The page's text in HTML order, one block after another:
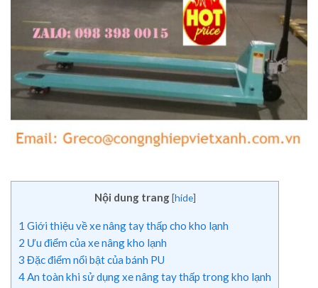
Nội dung trang [hide]
1 Giới thiệu về xe nâng tay thấp cho kho lạnh
2 Ưu điểm của xe nâng kho lạnh
3 Đặc điểm nổi bật của bánh PU
4 An toàn khi sử dụng xe nâng tay thấp trong kho lạnh